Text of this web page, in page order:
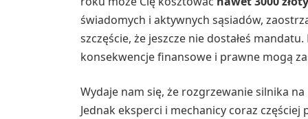
świadomych i aktywnych sąsiadów,
szczęście, że jeszcze nie dostałeś
konsekwencje finansowe i prawne mogą
Wydaje nam się, że rozgrzewanie silnika
Jednak eksperci i mechanicy coraz